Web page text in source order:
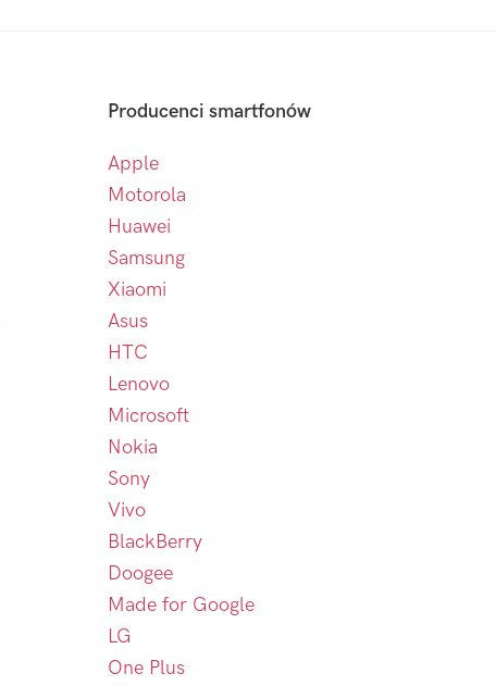
Producenci smartfonów
Apple
Motorola
Huawei
Samsung
Xiaomi
Asus
HTC
Lenovo
Microsoft
Nokia
Sony
Vivo
BlackBerry
Doogee
Made for Google
LG
One Plus